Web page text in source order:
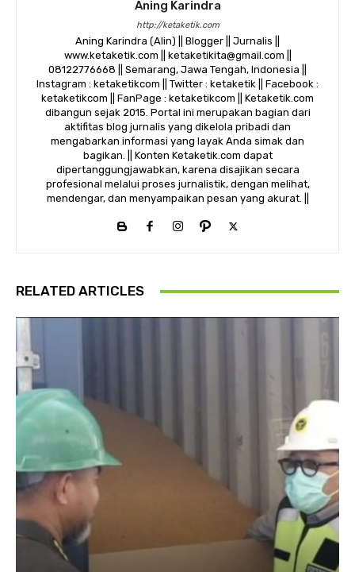
Aning Karindra
http://ketaketik.com
Aning Karindra (Alin) || Blogger || Jurnalis ||
www.ketaketik.com || ketaketikita@gmail.com ||
08122776668 || Semarang, Jawa Tengah, Indonesia ||
Instagram : ketaketikcom || Twitter : ketaketik || Facebook :
ketaketikcom || FanPage : ketaketikcom || Ketaketik.com
dibangun sejak 2015. Portal ini merupakan bagian dari
aktifitas blog jurnalis yang dikelola pribadi dan
mengabarkan informasi yang layak Anda simak dan
bagikan. || Konten Ketaketik.com dapat
dipertanggungjawabkan, karena disajikan secara
profesional melalui proses jurnalistik, dengan melihat,
mendengar, dan menyampaikan pesan yang akurat. ||
RELATED ARTICLES